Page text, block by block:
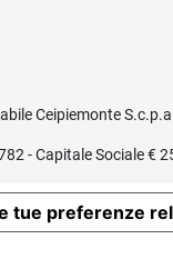
Ceipiemonte
- Capitale Sociale €
tue preferenze